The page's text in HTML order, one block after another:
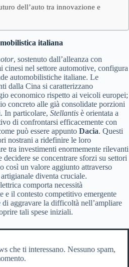
dell’auto tra innovazione e
italiana
, sostenuto dall’alleanza con
cinesi nel settore automotive, configura
automobilistiche italiane. Le
dalla Cina si caratterizzano
economico rispetto ai veicoli europei;
concreto alle già consolidate porzioni
In particolare, Stellantis è orientata a
di confrontarsi efficacemente con
può essere appunto Dacia. Questi
nostrani a ridefinire le loro
tra investimenti enormemente rilevanti
se concentrare sforzi su settori
così un valore aggiunto attraverso
diventa cruciale.
comporta necessità
e il contesto competitivo emergente
aggravare la difficoltà nell’ampliare
tali spese iniziali.
che ti interessano. Nessuno spam,